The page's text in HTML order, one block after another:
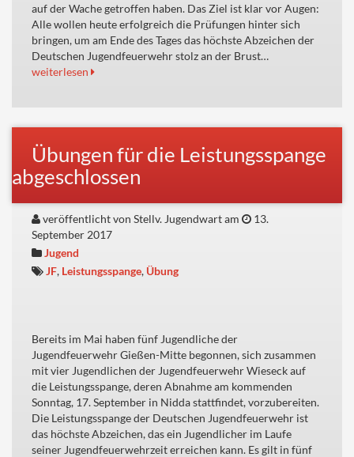
auf der Wache getroffen haben. Das Ziel ist klar vor Augen:
Alle wollen heute erfolgreich die Prüfungen hinter sich
bringen, um am Ende des Tages das höchste Abzeichen der
Deutschen Jugendfeuerwehr stolz an der Brust…
weiterlesen
Übungen für die Leistungsspange
abgeschlossen
veröffentlicht von Stellv. Jugendwart am
13.
September 2017
Jugend
JF, Leistungsspange, Übung
Bereits im Mai haben fünf Jugendliche der
Jugendfeuerwehr Gießen-Mitte begonnen, sich zusammen
mit vier Jugendlichen der Jugendfeuerwehr Wieseck auf
die Leistungsspange, deren Abnahme am kommenden
Sonntag, 17. September in Nidda stattfindet, vorzubereiten.
Die Leistungsspange der Deutschen Jugendfeuerwehr ist
das höchste Abzeichen, das ein Jugendlicher im Laufe
seiner Jugendfeuerwehrzeit erreichen kann. Es gilt in fünf